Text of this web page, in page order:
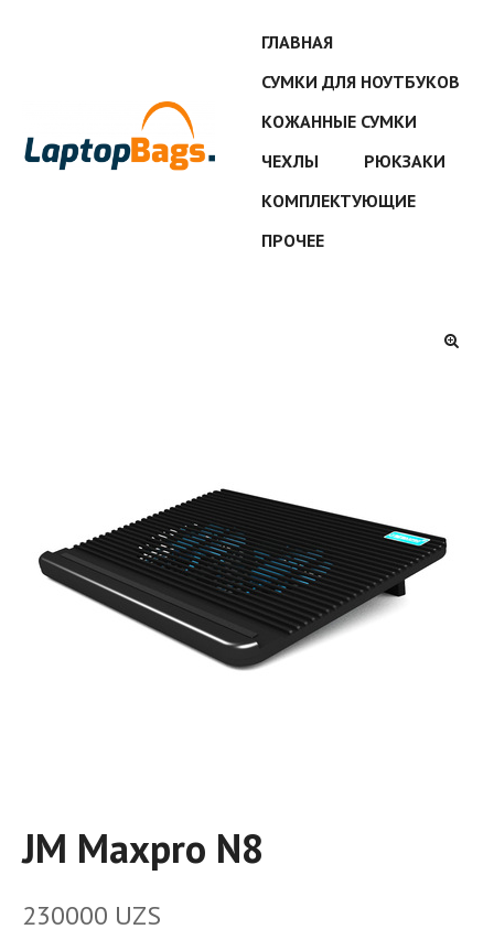
ГЛАВНАЯ
СУМКИ ДЛЯ НОУТБУКОВ
КОЖАННЫЕ СУМКИ
ЧЕХЛЫ
РЮКЗАКИ
КОМПЛЕКТУЮЩИЕ
ПРОЧЕЕ
JM Maxpro N8
230000 UZS